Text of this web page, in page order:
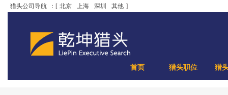
猎头公司导航 ：[ 北京 上海 深圳 其他 ]
首页 猎头职位 猎